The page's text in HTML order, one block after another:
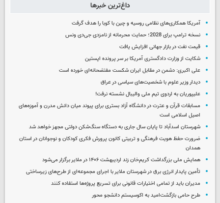
داغ‌ترین خبرها
آمریکا همکاری‌های نظامی روسیه و چین با کوبا را هدف گرفت
نسخه ترامپ برای 2028؛ حمایت محرمانه از نامزدی جی‌دی ونس
قیمت نفت در بازار جهانی افزایش یافت
شکایت از وزارت دادگستری آمریکا بر سر پرونده اپستین
علی اکبری: دشمن در مقابل ایران شکست مفتضحانه‌ای خورده است
دیدار وزیر علوم با شخصیت‌های سیاسی در عراق
علیپوریان به اردوی تیم ملی والیبال نشسته نرفت!
مسابقات قرآن و عترت در دانشگاه آزاد بستری برای پیوند میان دانش مدرن و آموزه‌های
اصیل اسلامی است
شهرستان اسدآباد تا پایان سال جاری به دستگاه سنگ‌شکن دولتی مجهز خواهد شد
ضرورت حفظ هویت فرهنگی و تربیتی کانون پرورش فکری کودکان و نوجوانان در استان
همدان
همایش ملی بزرگداشت کریم‌خان زند اردیبهشت ۱۴۰۶ در ملایر برگزار می‌شود
تأمین پایدار انرژی برق در شهرستان ملایر با اجرای مجموعه‌ای از طرح‌های زیرساختی
مدیران باید از تمامی اختیارات قانونی برای تسریع پروژه‌ها استفاده کنند
طرح حامی بازگشت‌امید به اکوسیستم دانشجو محور